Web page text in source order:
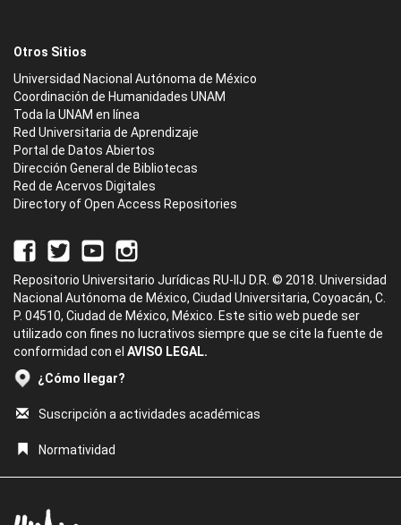
Otros Sitios
Universidad Nacional Autónoma de México
Coordinación de Humanidades UNAM
Toda la UNAM en línea
Red Universitaria de Aprendizaje
Portal de Datos Abiertos
Dirección General de Bibliotecas
Red de Acervos Digitales
Directory of Open Access Repositories
Repositorio Universitario Jurídicas RU-IIJ D.R. © 2018. Universidad
Nacional Autónoma de México, Ciudad Universitaria, Coyoacán, C.
P. 04510, Ciudad de México, México. Este sitio web puede ser
utilizado con fines no lucrativos siempre que se cite la fuente de
conformidad con el AVISO LEGAL.
¿Cómo llegar?
Suscripción a actividades académicas
Normatividad